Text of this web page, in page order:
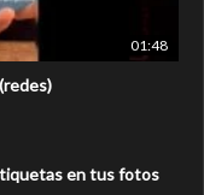
01:48
en tus fotos